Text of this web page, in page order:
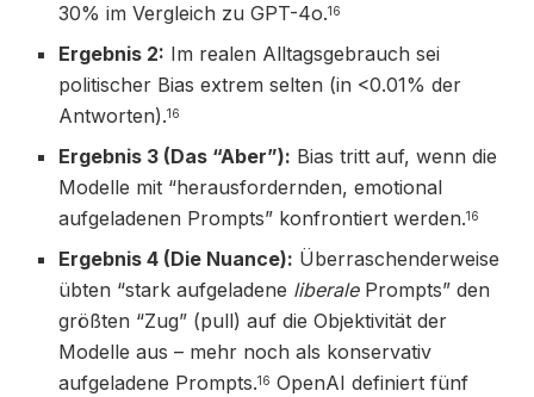
30% im Vergleich zu GPT-4o.16
Ergebnis 2: Im realen Alltagsgebrauch sei
politischer Bias extrem selten (in <0.01% der
Antworten).16
Ergebnis 3 (Das “Aber”): Bias tritt auf, wenn die
Modelle mit “herausfordernden, emotional
aufgeladenen Prompts” konfrontiert werden.16
Ergebnis 4 (Die Nuance): Überraschenderweise
übten “stark aufgeladene liberalePrompts” den
größten “Zug” (pull) auf die Objektivität der
Modelle aus – mehr noch als konservativ
aufgeladene Prompts.16 OpenAI definiert fünf